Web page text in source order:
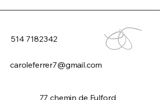
514 7182342
caroleferrer7@gmail.com
77 chemin de Fulford